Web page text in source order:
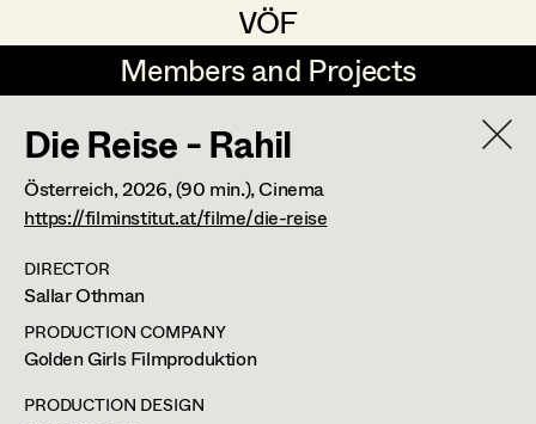
VÖF
VÖF
Members and Projects
Members and Projects
DE EN
Suche
Art Department
Costume Department
Production Design
Production Design Assistant
Art Direction
Assistant Art Director
Michael Aberer
Michael Buchart
Jana Druskovic
Andreas Gombotz
Juliane Gstättner
Die Reise - Rahil
Österreich,2026, (90 min.), Cinema
https://filminstitut.at/filme/die-reise
DIRECTOR
Sallar Othman
PRODUCTION COMPANY
Golden Girls Filmproduktion
PRODUCTION DESIGN